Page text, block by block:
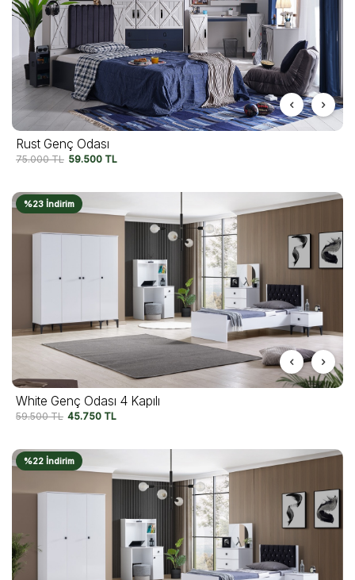
Rust Genç Odası
75.000TL 59.500 TL
%23 İndirim
White Genç Odası 4 Kapılı
59.500TL 45.750 TL
%22 İndirim